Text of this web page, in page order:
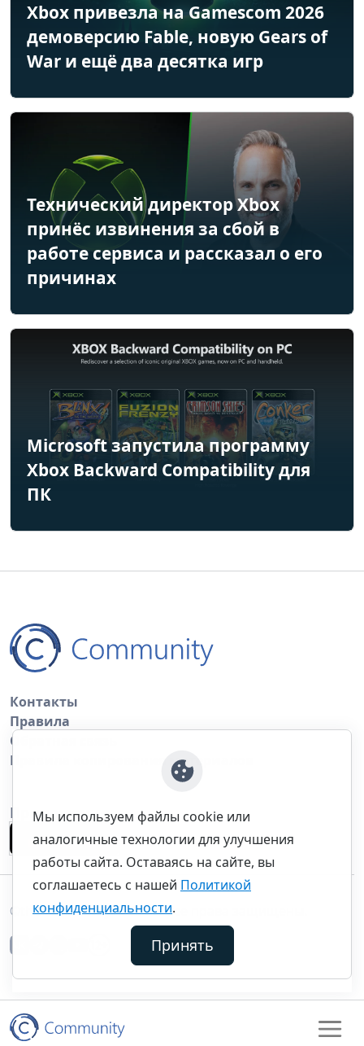
Xbox привезла на Gamescom 2026
демоверсию Fable, новую Gears of
War и ещё два десятка игр
Технический директор Xbox
принёс извинения за сбой в
работе сервиса и рассказал о его
причинах
Microsoft запустила программу
Xbox Backward Compatibility для
ПК
Контакты
Правила
Обратная связь
Правила копирования материалов
Приложение
©thecommunity.ru 2026. Все права защищены.
Мы используем файлы cookie или
аналогичные технологии для улучшения
работы сайта. Оставаясь на сайте, вы
соглашаетесь с нашей Политикой
конфиденциальности.
Принять